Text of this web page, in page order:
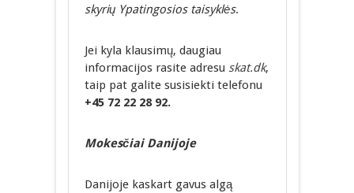
skyrių Ypatingosios taisyklės.
Jei kyla klausimų, daugiau
informacijos rasite adresu skat.dk,
taip pat galite susisiekti telefonu
+45 72 22 28 92.
Mokesčiai Danijoje
Danijoje kaskart gavus algą